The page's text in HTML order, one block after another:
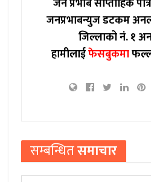
जनप्रभाबन्युज डटकम
जिल्लाको नं. १
हामीलाईफेसबुकमा
सम्बन्धितसमाचार